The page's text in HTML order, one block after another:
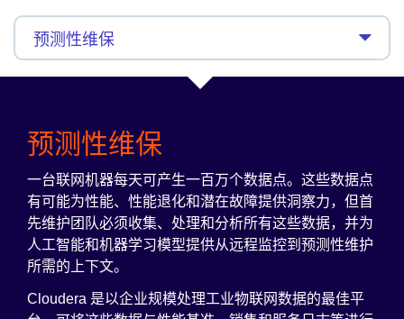
预测性维保
一台联网机器每天可产生一百万个数据点。这些数据点
有可能为性能、性能退化和潜在故障提供洞察力，但首
先维护团队必须收集、处理和分析所有这些数据，并为
人工智能和机器学习模型提供从远程监控到预测性维护
所需的上下文。
Cloudera 是以企业规模处理工业物联网数据的最佳平